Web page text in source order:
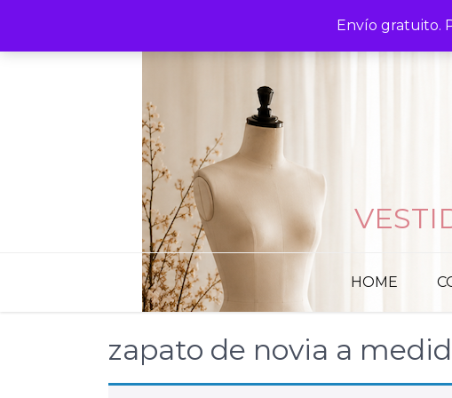
Envío gratuito.
content
HOME
zapato de novia a